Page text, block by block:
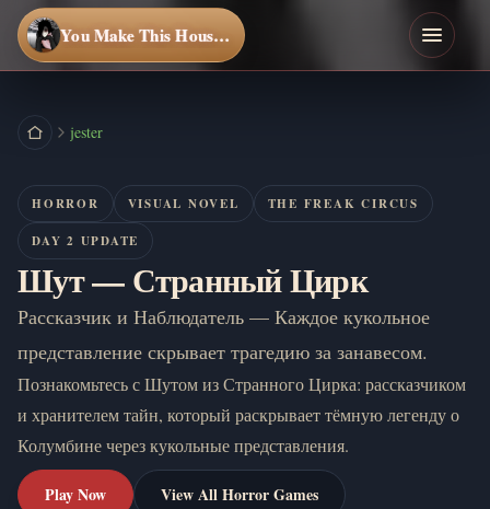
You Make This House a Home
jester
HORROR VISUAL NOVEL THE FREAK CIRCUS
DAY 2 UPDATE
Шут — Странный Цирк
Рассказчик и Наблюдатель — Каждое кукольное
представление скрывает трагедию за занавесом.
Познакомьтесь с Шутом из Странного Цирка: рассказчиком
и хранителем тайн, который раскрывает тёмную легенду о
Колумбине через кукольные представления.
Play Now View All Horror Games